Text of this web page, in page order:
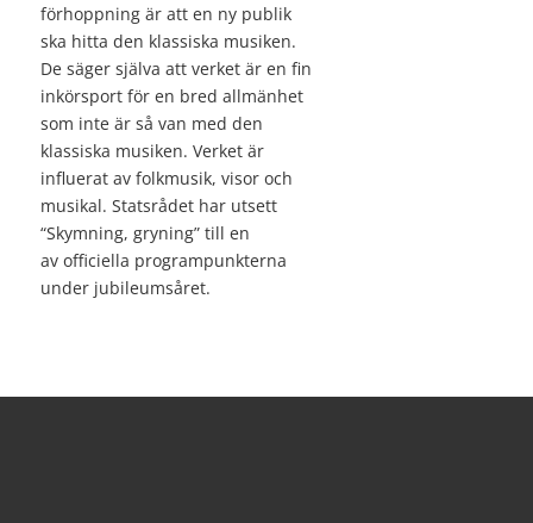
förhoppning är att en ny publik
ska hitta den klassiska musiken.
De säger själva att verket är en fin
inkörsport för en bred allmänhet
som inte är så van med den
klassiska musiken. Verket är
influerat av folkmusik, visor och
musikal. Statsrådet har utsett
“Skymning, gryning” till en
av officiella programpunkterna
under jubileumsåret.